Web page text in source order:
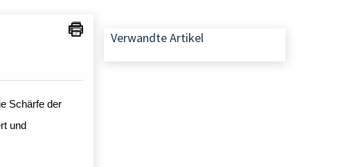
Schärfe der
und
Verwandte Artikel